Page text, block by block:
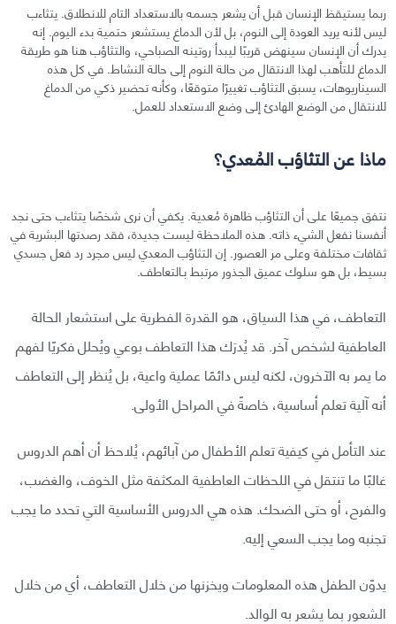
ربما يستيقظ الإنسان قبل أن يشعر جسمه بالاستعداد التام للانطلاق. يتثاءب
ليس لأنه يريد العودة إلى النوم، بل لأن الدماغ يستشعر حتمية بدء اليوم. إنه
يدرك أن الإنسان سينهض قريبًا ليبدأ روتينه الصباحي، والتثاؤب هنا هو طريقة
الدماغ للتأهب لهذا الانتقال من حالة النوم إلى حالة النشاط. في كل هذه
السيناريوهات، يسبق التثاؤب تغييرًا متوقعًا، وكأنه تحضير ذكي من الدماغ
للانتقال من الوضع الهادئ إلى وضع الاستعداد للعمل.
ماذا عن التثاؤب المُعدي؟
نتفق جميعًا على أن التثاؤب ظاهرة مُعدية. يكفي أن نرى شخصًا يتثاءب حتى نجد
أنفسنا نفعل الشيء ذاته. هذه الملاحظة ليست جديدة، فقد رصدتها البشرية في
ثقافات مختلفة وعلى مر العصور. إن التثاؤب المعدي ليس مجرد رد فعل جسدي
بسيط، بل هو سلوك عميق الجذور مرتبط بـالتعاطف.
التعاطف، في هذا السياق، هو القدرة الفطرية على استشعار الحالة
العاطفية لشخص آخر. قد يُدرَك هذا التعاطف بوعي ويُحلل فكريًا لفهم
ما يمر به الآخرون، لكنه ليس دائمًا عملية واعية، بل يُنظر إلى التعاطف
أنه آلية تعلم أساسية، خاصةً في المراحل الأولى.
عند التأمل في كيفية تعلم الأطفال من آبائهم، يُلاحظ أن أهم الدروس
غالبًا ما تنتقل في اللحظات العاطفية المكثفة مثل الخوف، والغضب،
والفرح، أو حتى الضحك. هذه هي الدروس الأساسية التي تحدد ما يجب
تجنبه وما يجب السعي إليه.
يدوّن الطفل هذه المعلومات ويخزنها من خلال التعاطف، أي من خلال
الشعور بما يشعر به الوالد.